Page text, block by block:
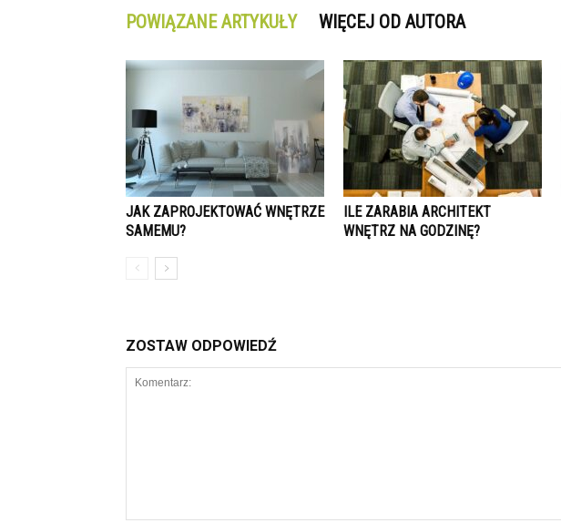
POWIĄZANE ARTYKUŁY WIĘCEJ OD AUTORA
JAK ZAPROJEKTOWAĆ WNĘTRZE
SAMEMU?
ILE ZARABIA ARCHITEKT
WNĘTRZ NA GODZINĘ?
ZOSTAW ODPOWIEDŹ